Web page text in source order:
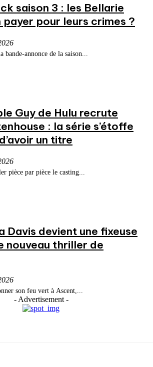
saison 3 : les Bellarie
pour leurs crimes ?
annonce de la saison...
Guy de Hulu recrute
: la série s’étoffe
un titre
pièce par pièce le casting...
Davis devient une fixeuse
nouveau thriller de
son feu vert à Ascent,...
- Advertisement -